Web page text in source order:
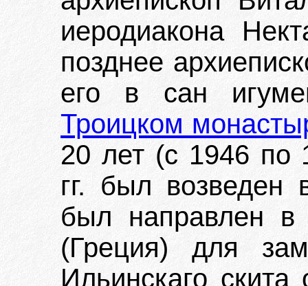
иеродиакона
позднее
его в сан
Троицком
20 лет (с 1946 по
гг. был возведен
был направлен
(Греция) для
Ильинскаго